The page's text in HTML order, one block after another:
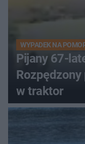
WYPADEK NA
Pijany 67-
w traktor